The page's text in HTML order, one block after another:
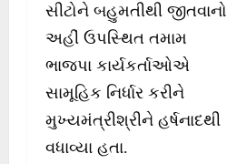
સીટોને બહુમતીથી જીતવાનો
અહીં ઉપસ્થિત તમામ
ભાજપા કાર્યકર્તાઓએ
સામૂહિક નિર્ધાર કરીને
મુખ્યમંત્રીશ્રીને હર્ષનાદથી
વધાવ્યા હતા.